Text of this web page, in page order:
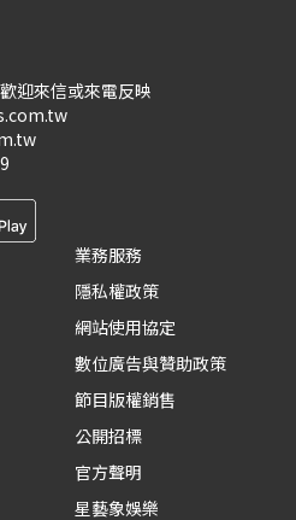
迎來信或來電反映
業務服務
隱私權政策
網站使用協定
數位廣告與贊助政策
節目版權銷售
公開招標
官方聲明
星藝象娛樂